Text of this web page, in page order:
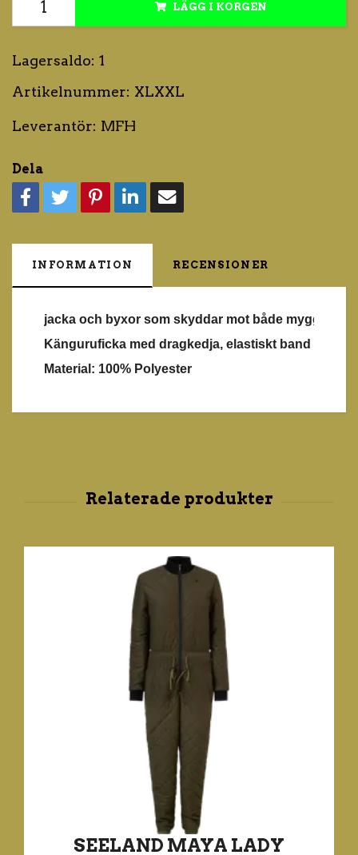
LÄGG I KORGEN
Lagersaldo: 1
Artikelnummer: XLXXL
Leverantör: MFH
Dela
INFORMATION RECENSIONER
jacka och byxor som skyddar mot både mygg och
Känguruficka med dragkedja, elastiskt band på
Material: 100% Polyester
SEELAND MAYA LADY